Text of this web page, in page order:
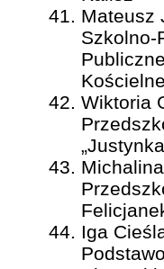
Mateusz
Szkolno-
Wiktoria
Iga